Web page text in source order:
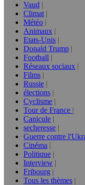
Vaud
Climat
Météo
Animaux
Etats-Unis
Donald Trump
Football
Réseaux sociaux
Films
Russie
élections
Cyclisme
Tour de France
Canicule
secheresse
Guerre contre
Cinéma
Politique
Interview
Fribourg
Tous les thèmes